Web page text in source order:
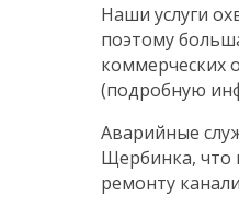
Наши услуги
поэтому
коммерческих
(подробную
Аварийные
Щербинка, что
ремонту